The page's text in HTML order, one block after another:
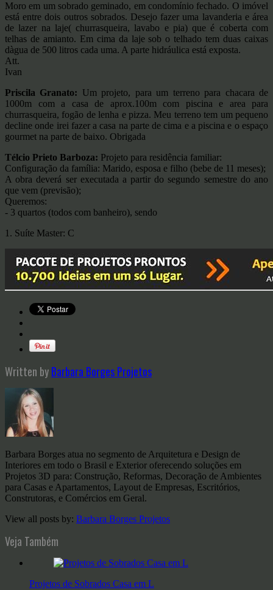
Moro em um sobrado geminado, em condomínio fechado. O imóvel
está entre dois outros sobrados. Desejo fazer uma lavanderia e área
de lazer na laje( churrasqueira, lavabo e pia) que é coberta com
telhas de amianto. Em cima da laje sob o telhado tem duas caixas
dàgua de 500 litros cada uma. A parte hidráulica está exposta.
Att.
Ivan
Priscila Granato: Um projeto, para um terreno para chacara de
1000m com a casa de aprox.100m com piscina e area para
churrasqueira, fogão de lenha e pizza. Meu terreno tem um pequeno
decline onde irei fazer a casa na parte de cima e a piscina e o espaço
gourmet na parte de baixo. Obrigada
Télcio Prieto Barboza: Projeto para residência familiar:
Configuração da família: Marido, esposa e filho (bebe de 11 meses);
A obra deverá ser executada a partir do segundo semestre do ano
que vem (previsão);
Queremos:
- 3 quartos (todos com banheiro), sendo
1. Suíte Master: C
Written byBarbara Borges Projetos
Barbara Borges atua no segmento de Arquitetura e Design de
Interiores em todo o Brasil e Exterior oferecendo soluções em
Projetos 3D para: Construção, Reformas, Decoração de Ambientes
para Casas e Apartamentos, Layout de Empresas, Escritórios,
Construtoras, e Comércios em Geral.
View all posts by: Barbara Borges Projetos
Veja Também
Projetos de Sobrados Casa em L